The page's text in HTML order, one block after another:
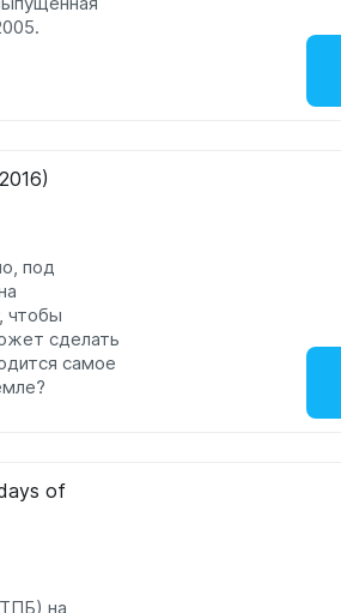
под
чтобы
сделать
самое
of
на